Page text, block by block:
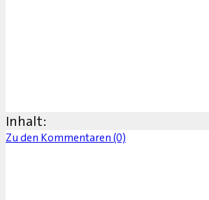
Inhalt:
Zu den Kommentaren (0)